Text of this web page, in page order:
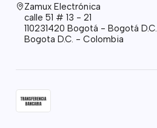
Zamux Electrónica
calle 51 # 13 - 21
110231420 Bogotá - Bogotá D.C.
Bogota D.C. - Colombia